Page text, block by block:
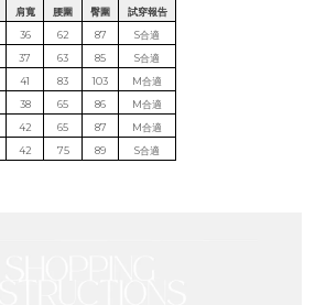
肩寬 腰圍 臀圍
試穿報告
36 62 87
S合適
37 63 85
S合適
41 83 103
M合適
38 65 86
M合適
42 65 87
M合適
42 75 89 S合適